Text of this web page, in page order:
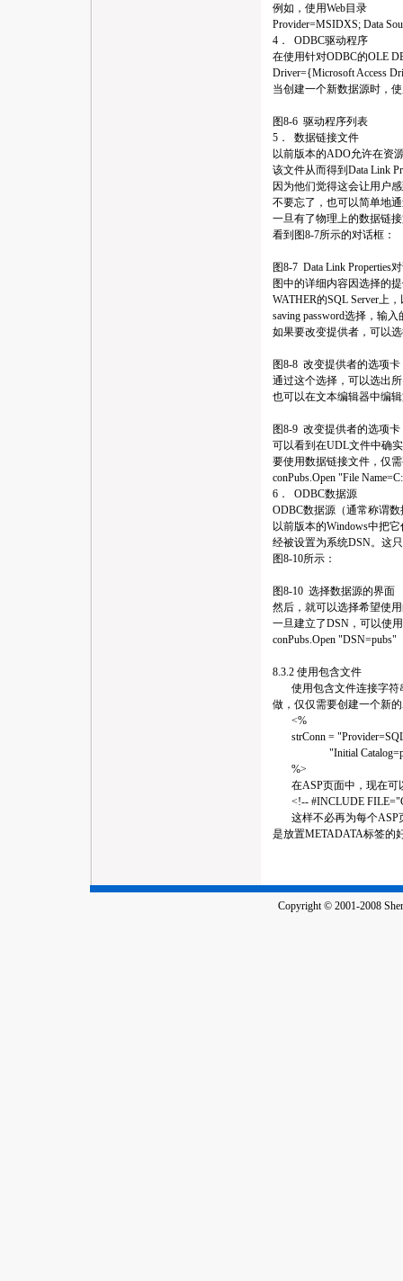
例如，使用Web目录
Provider=MSIDXS; Data
4． ODBC驱动程序
在使用针对ODBC的OLE
Driver={Microsoft Access
当创建一个新数据源时，
图8-6 驱动程序列表
5． 数据链接文件
以前版本的ADO允许在资
该文件从而得到Data Link
因为他们觉得这会让用户
不要忘了，也可以简单地
一旦有了物理上的数据链
看到图8-7所示的对话框：
图8-7 Data Link Properties
图中的详细内容因选择的
WATHER的SQL Server上
saving password选择，输
如果要改变提供者，可以
图8-8 改变提供者的选项卡
通过这个选择，可以选出
也可以在文本编辑器中编
图8-9 改变提供者的选项卡
可以看到在UDL文件中确
要使用数据链接文件，仅
conPubs.Open "File
6． ODBC数据源
ODBC数据源（通常称谓数
以前版本的Windows中把
经被设置为系统DSN。这
图8-10所示：
图8-10 选择数据源的界面
然后，就可以选择希望使
一旦建立了DSN，可以使
conPubs.Open "DSN=pubs"
8.3.2 使用包含文件
使用包含文件连接字符
做，仅仅需要创建一个新
<%
strConn =
"Initial Catalog=pubs;
%>
在ASP页面中，现在可
<!-- #INCLUDE
这样不必再为每个ASP
是放置METADATA标签的
Copyright © 2001-2008